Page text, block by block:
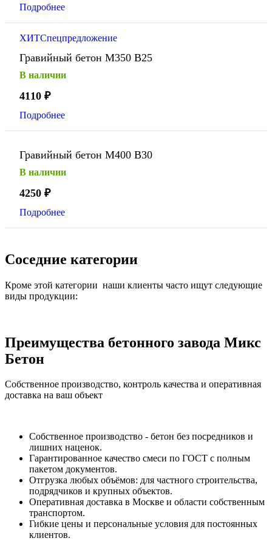
Подробнее
ХИТСпецпредложение
Гравийный бетон М350 В25
В наличии
4110 ₽
Подробнее
Гравийный бетон М400 В30
В наличии
4250 ₽
Подробнее
Соседние категории
Кроме этой категории наши клиенты часто ищут следующие
виды продукции:
Преимущества бетонного завода Микс
Бетон
Собственное производство, контроль качества и оперативная
доставка на ваш объект
Собственное производство - бетон без посредников и
лишних наценок.
Гарантированное качество смеси по ГОСТ с полным
пакетом документов.
Отгрузка любых объёмов: для частного строительства,
подрядчиков и крупных объектов.
Оперативная доставка в Москве и области собственным
транспортом.
Гибкие цены и персональные условия для постоянных
клиентов.